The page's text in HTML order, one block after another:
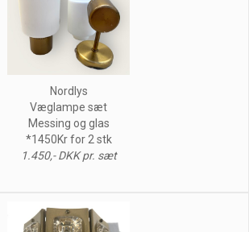
Nordlys
Væglampe sæt
Messing og glas
*1450Kr for 2 stk
1.450,- DKK pr. sæt